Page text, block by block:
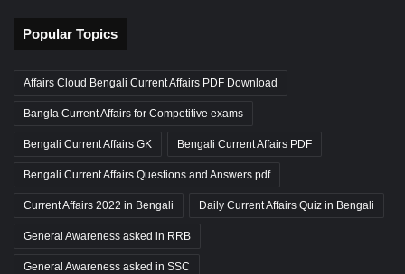
Popular Topics
Affairs Cloud Bengali Current Affairs PDF Download
Bangla Current Affairs for Competitive exams
Bengali Current Affairs GK Bengali Current Affairs PDF
Bengali Current Affairs Questions and Answers pdf
Current Affairs 2022 in Bengali Daily Current Affairs Quiz in Bengali
General Awareness asked in RRB
General Awareness asked in SSC